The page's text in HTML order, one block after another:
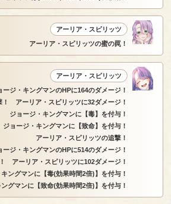
アーリア・スピリッツ
アーリア・スピリッツの蜜の罠！
アーリア・スピリッツ
ージ・キングマンのHPに164のダメージ！
！ アーリア・スピリッツに32ダメージ！
ジョージ・キングマンに【毒】を付与！
ジョージ・キングマンに【致命】を付与！
アーリア・スピリッツの追撃！
ージ・キングマンのHPに514のダメージ！
アーリア・スピリッツに102ダメージ！
ングマンに【毒(効果時間2倍)】を付与！
グマンに【致命(効果時間2倍)】を付与！